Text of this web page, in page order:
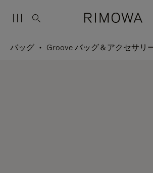
バッグ Groove バッグ＆アクセサリ